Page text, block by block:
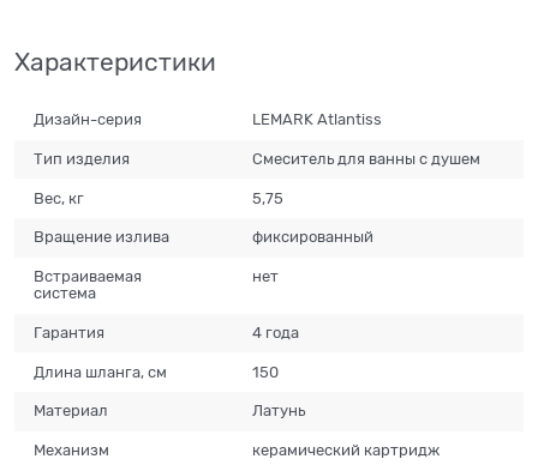
Характеристики
Дизайн-серия LEMARK Atlantiss
Тип изделия Смеситель для ванны с душем
Вес, кг 5,75
Вращение излива фиксированный
Встраиваемая
система
нет
Гарантия 4 года
Длина шланга, см 150
Материал Латунь
Механизм керамический картридж